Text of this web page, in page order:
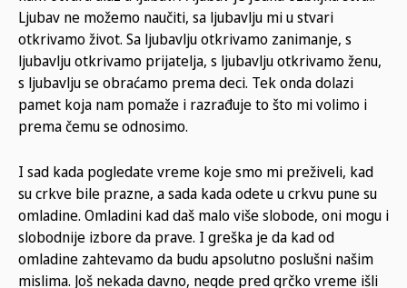
Ljubav ne možemo naučiti, sa ljubavlju mi u stvari
otkrivamo život. Sa ljubavlju otkrivamo zanimanje, s
ljubavlju otkrivamo prijatelja, s ljubavlju otkrivamo ženu,
s ljubavlju se obraćamo prema deci. Tek onda dolazi
pamet koja nam pomaže i razrađuje to što mi volimo i
prema čemu se odnosimo.
I sad kada pogledate vreme koje smo mi preživeli, kad
su crkve bile prazne, a sada kada odete u crkvu pune su
omladine. Omladini kad daš malo više slobode, oni mogu i
slobodnije izbore da prave. I greška je da kad od
omladine zahtevamo da budu apsolutno poslušni našim
mislima. Još nekada davno, negde pred grčko vreme išli